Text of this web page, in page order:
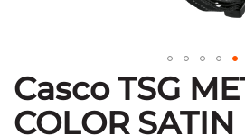
Vai
all'inizio
della
Casco TSG
COLOR